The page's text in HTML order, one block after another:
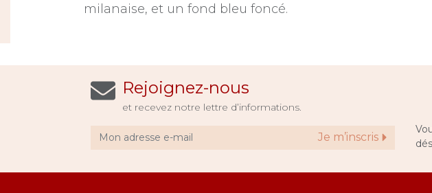
milanaise, et un fond bleu foncé.
Rejoignez-nous
et recevez notre lettre d’informations.
Je m’inscris